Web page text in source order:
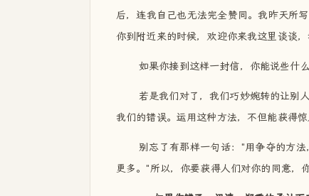
后，连我自己也无法完全赞同。我昨天所
你到附近来的时候，欢迎你来我这里谈谈
如果你接到这样一封信，你能说些什么
若是我们对了，我们巧妙婉转的让别
我们的错误。运用这种方法，不但能获得
别忘了有那样一句话："用争夺的方
更多。"所以，你要获得人们对你的同意，